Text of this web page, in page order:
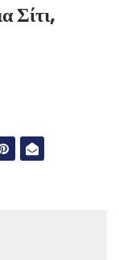
Σίτι,